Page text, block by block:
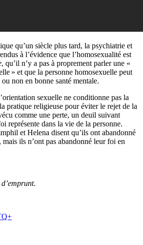
qu’un siècle plus tard, la psychiatrie et
à l’évidence que l’homosexualité est
, qu’il n’y a pas à proprement parler une «
» et que la personne homosexuelle peut
non en bonne santé mentale.
sexuelle ne conditionne pas la
pratique religieuse pour éviter le rejet de la
comme une perte, un deuil suivant
représente dans la vie de la personne.
et Helena disent qu’ils ont abandonné
mais ils n’ont pas abandonné leur foi en